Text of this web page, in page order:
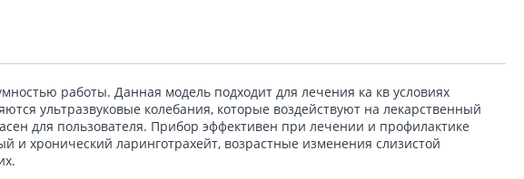
работы. Данная модель подходит для лечения ка кв условиях
ультразвуковые колебания, которые воздействуют на лекарственный
для пользователя. Прибор эффективен при лечении и профилактике
и хронический ларинготрахейт, возрастные изменения слизистой